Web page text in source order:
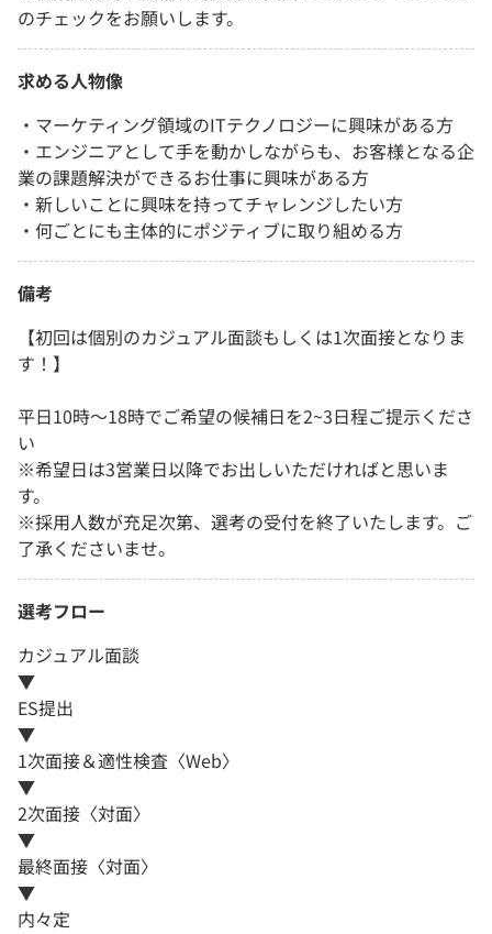
のチェックをお願いします。
求める人物像
・マーケティング領域のITテクノロジーに興味がある方
・エンジニアとして手を動かしながらも、お客様となる企
業の課題解決ができるお仕事に興味がある方
・新しいことに興味を持ってチャレンジしたい方
・何ごとにも主体的にポジティブに取り組める方
備考
【初回は個別のカジュアル面談もしくは1次面接となりま
す！】
平日10時～18時でご希望の候補日を2~3日程ご提示くださ
い
※希望日は3営業日以降でお出しいただければと思いま
す。
※採用人数が充足次第、選考の受付を終了いたします。ご
了承くださいませ。
選考フロー
カジュアル面談
▼
ES提出
▼
1次面接＆適性検査〈Web〉
▼
2次面接〈対面〉
▼
最終面接〈対面〉
▼
内々定